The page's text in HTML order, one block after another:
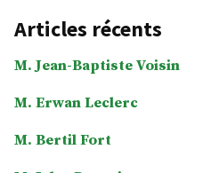
Articles récents
M. Jean-Baptiste Voisin
M. Erwan Leclerc
M. Bertil Fort